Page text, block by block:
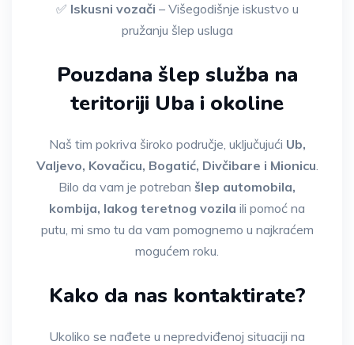
✅ Iskusni vozači – Višegodišnje iskustvo u
pružanju šlep usluga
Pouzdana šlep služba na
teritoriji Uba i okoline
Naš tim pokriva široko područje, uključujući Ub,
Valjevo, Kovačicu, Bogatić, Divčibare i Mionicu.
Bilo da vam je potreban šlep automobila,
kombija, lakog teretnog vozila ili pomoć na
putu, mi smo tu da vam pomognemo u najkraćem
mogućem roku.
Kako da nas kontaktirate?
Ukoliko se nađete u nepredviđenoj situaciji na